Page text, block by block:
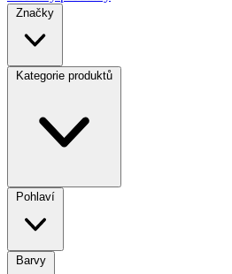
Značky
Kategorie produktů
Pohlaví
Barvy